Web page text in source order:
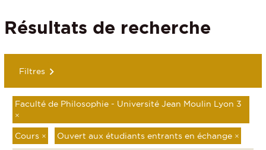
Résultats de recherche
Filtres
Faculté de Philosophie - Université Jean Moulin Lyon 3
×
Cours × Ouvert aux étudiants entrants en échange ×